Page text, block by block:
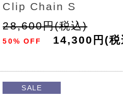
Clip Chain S
28,600円(税込)
50% OFF 14,300円(
SALE